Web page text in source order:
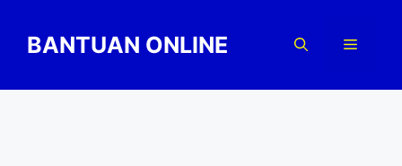
contentBANTUAN ONLINE Menu